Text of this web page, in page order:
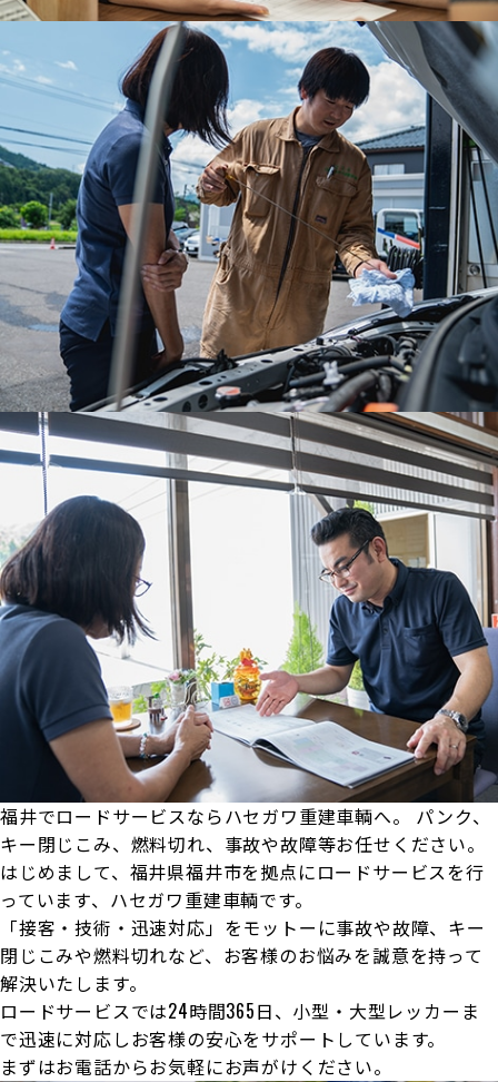
福井でロードサービスならハセガワ重建車輌へ。
パンク、
キー閉じこみ、燃料切れ、事故や故障等お任せください。
はじめまして、福井県福井市を拠点にロードサービスを行
っています、ハセガワ重建車輌です。
「接客・技術・迅速対応」をモットーに事故や故障、キー
閉じこみや燃料切れなど、お客様のお悩みを誠意を持って
解決いたします。
ロードサービスでは24時間365日、小型・大型レッカーま
で迅速に対応しお客様の安心をサポートしています。
まずはお電話からお気軽にお声がけください。